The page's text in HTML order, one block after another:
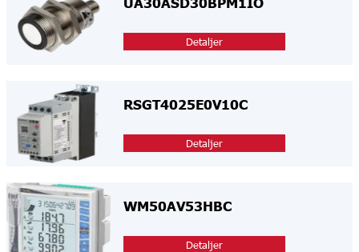
Detaljer
RSGT4025E0V10C
Detaljer
WM50AV53HBC
Detaljer